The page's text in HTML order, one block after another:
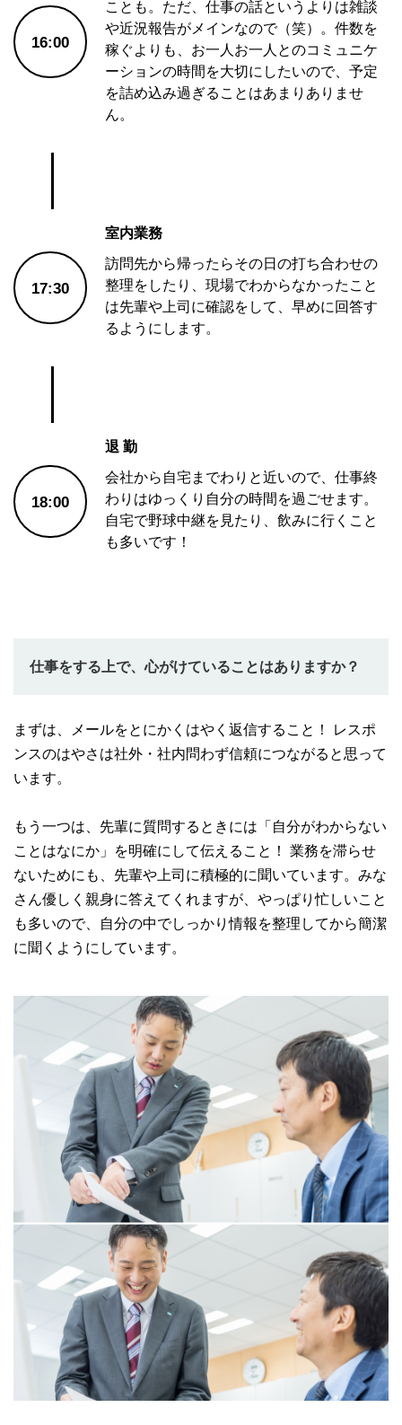
16:00
ことも。ただ、仕事の話というよりは雑談
や近況報告がメインなので（笑）。件数を
稼ぐよりも、お一人お一人とのコミュニケ
ーションの時間を大切にしたいので、予定
を詰め込み過ぎることはあまりありませ
ん。
17:30
室内業務
訪問先から帰ったらその日の打ち合わせの
整理をしたり、現場でわからなかったこと
は先輩や上司に確認をして、早めに回答す
るようにします。
18:00
退 勤
会社から自宅までわりと近いので、仕事終
わりはゆっくり自分の時間を過ごせます。
自宅で野球中継を見たり、飲みに行くこと
も多いです！
仕事をする上で、心がけていることはありますか？
まずは、メールをとにかくはやく返信すること！ レスポ
ンスのはやさは社外・社内問わず信頼につながると思って
います。
もう一つは、先輩に質問するときには「自分がわからない
ことはなにか」を明確にして伝えること！ 業務を滞らせ
ないためにも、先輩や上司に積極的に聞いています。みな
さん優しく親身に答えてくれますが、やっぱり忙しいこと
も多いので、自分の中でしっかり情報を整理してから簡潔
に聞くようにしています。